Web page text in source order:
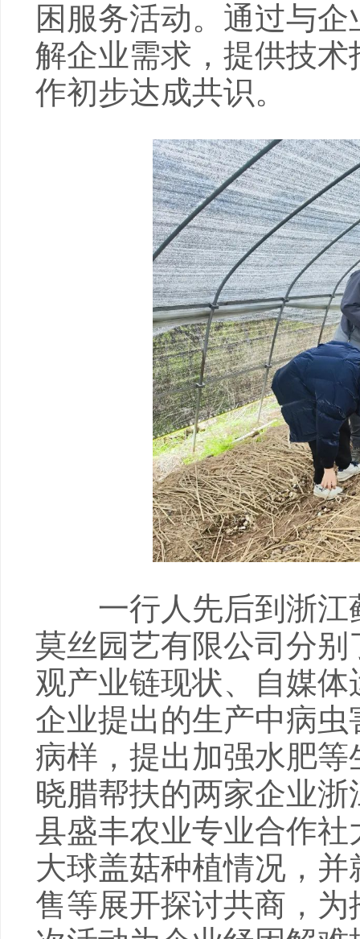
困服务活动。通过与
解企业需求，提供技
作初步达成共识。
一行人先后到浙江
莫丝园艺有限公司分别
观产业链现状、自媒
企业提出的生产中病
病样，提出加强水肥
晓腊帮扶的两家企业
县盛丰农业专业合作
大球盖菇种植情况，
售等展开探讨共商，